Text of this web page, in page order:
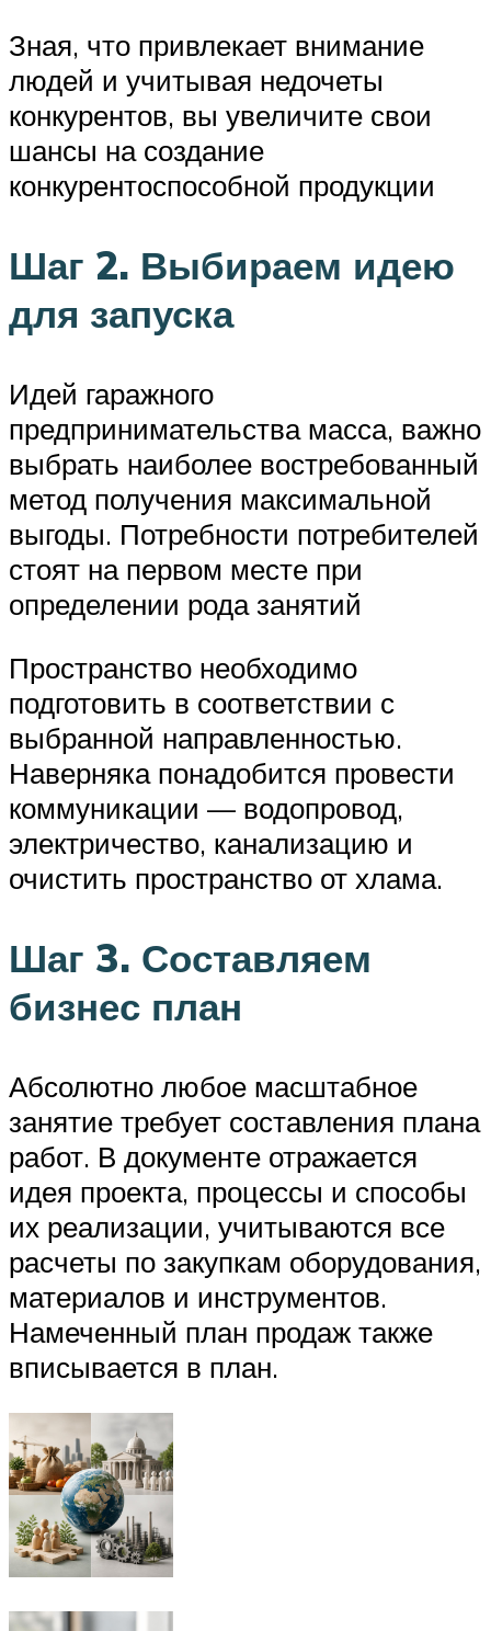
Зная, что привлекает внимание
людей и учитывая недочеты
конкурентов, вы увеличите свои
шансы на создание
конкурентоспособной продукции
Шаг 2. Выбираем идею
для запуска
Идей гаражного
предпринимательства масса, важно
выбрать наиболее востребованный
метод получения максимальной
выгоды. Потребности потребителей
стоят на первом месте при
определении рода занятий
Пространство необходимо
подготовить в соответствии с
выбранной направленностью.
Наверняка понадобится провести
коммуникации — водопровод,
электричество, канализацию и
очистить пространство от хлама.
Шаг 3. Составляем
бизнес план
Абсолютно любое масштабное
занятие требует составления плана
работ. В документе отражается
идея проекта, процессы и способы
их реализации, учитываются все
расчеты по закупкам оборудования,
материалов и инструментов.
Намеченный план продаж также
вписывается в план.